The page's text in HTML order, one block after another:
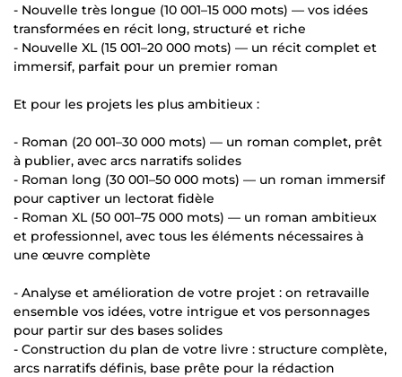
- Nouvelle très longue (10 001–15 000 mots) — vos idées
transformées en récit long, structuré et riche
- Nouvelle XL (15 001–20 000 mots) — un récit complet et
immersif, parfait pour un premier roman
Et pour les projets les plus ambitieux :
- Roman (20 001–30 000 mots) — un roman complet, prêt
à publier, avec arcs narratifs solides
- Roman long (30 001–50 000 mots) — un roman immersif
pour captiver un lectorat fidèle
- Roman XL (50 001–75 000 mots) — un roman ambitieux
et professionnel, avec tous les éléments nécessaires à
une œuvre complète
- Analyse et amélioration de votre projet : on retravaille
ensemble vos idées, votre intrigue et vos personnages
pour partir sur des bases solides
- Construction du plan de votre livre : structure complète,
arcs narratifs définis, base prête pour la rédaction